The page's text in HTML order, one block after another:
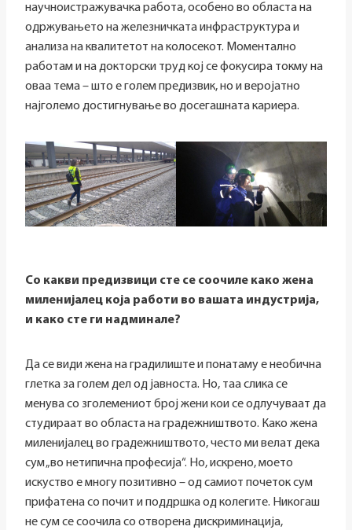
научноистражувачка работа, особено во областа на
одржувањето на железничката инфраструктура и
анализа на квалитетот на колосекот. Моментално
работам и на докторски труд кој се фокусира токму на
оваа тема – што е голем предизвик, но и веројатно
најголемо достигнување во досегашната кариера.
Со какви предизвици сте се соочиле како жена
миленијалец која работи во вашата индустрија,
и како сте ги надминале?
Да се види жена на градилиште и понатаму е необична
глетка за голем дел од јавноста. Но, таа слика се
менува со зголемениот број жени кои се одлучуваат да
студираат во областа на градежништвото. Како жена
миленијалец во градежништвото, често ми велат дека
сум „во нетипична професија“. Но, искрено, моето
искуство е многу позитивно – од самиот почеток сум
прифатена со почит и поддршка од колегите. Никогаш
не сум се соочила со отворена дискриминација,